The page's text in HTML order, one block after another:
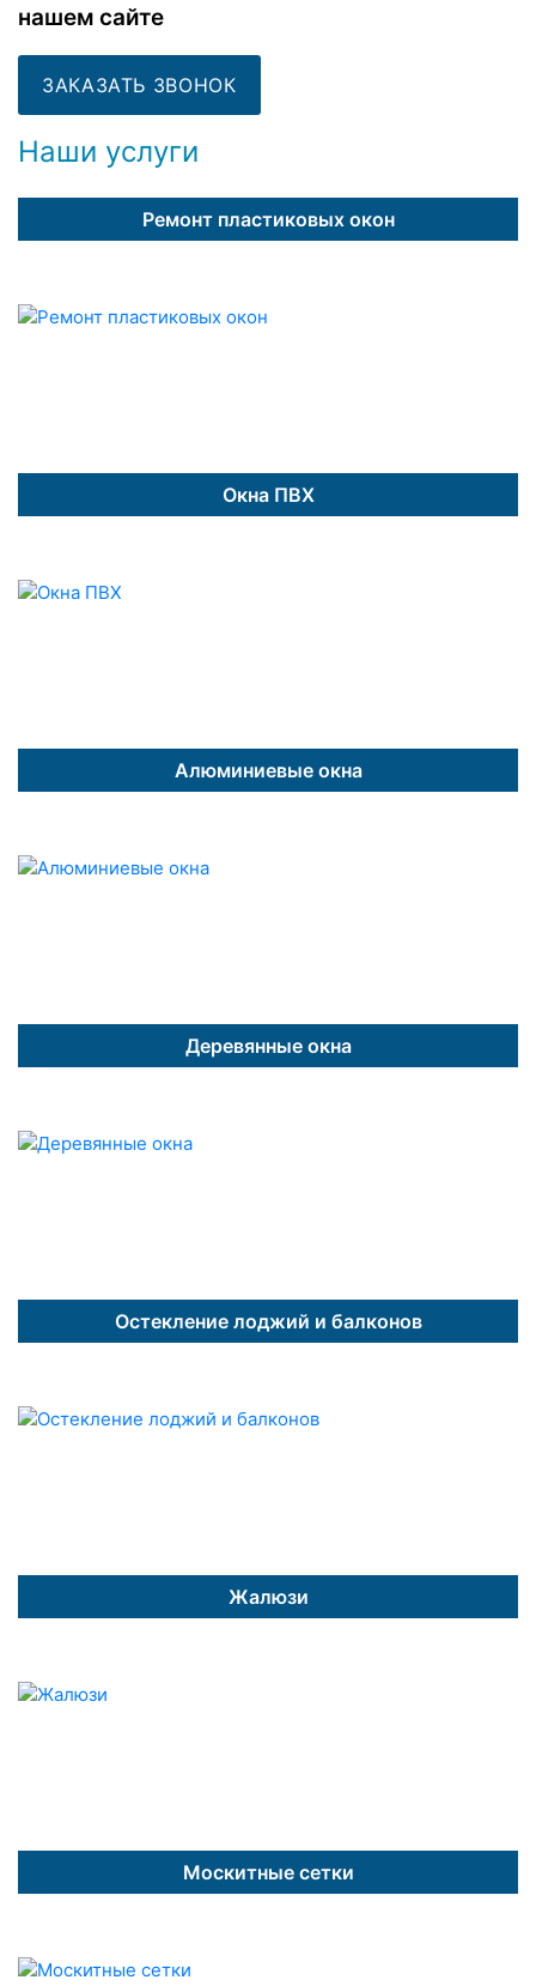
нашем сайте
ЗАКАЗАТЬ ЗВОНОК
Наши услуги
Ремонт пластиковых окон
Окна ПВХ
Алюминиевые окна
Деревянные окна
Остекление лоджий и балконов
Жалюзи
Москитные сетки